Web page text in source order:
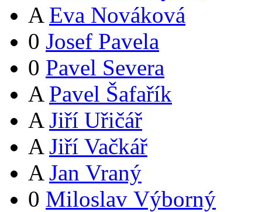
A Eva Nováková
0 Josef Pavela
0 Pavel Severa
A Pavel Šafařík
A Jiří Uřičář
A Jiří Vačkář
A Jan Vraný
0 Miloslav Výborný